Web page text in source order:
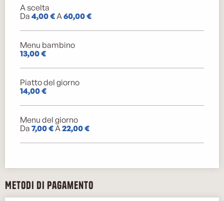
A scelta
Da 4,00 € A 60,00 €
Menu bambino
13,00 €
Piatto del giorno
14,00 €
Menu del giorno
Da 7,00 € A 22,00 €
Metodi di pagamento